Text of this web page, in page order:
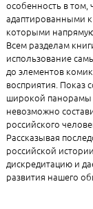
особенность в том,
адаптированными
которыми
Всем разделам
использование
до элементов
восприятия. Показ
широкой панорамы
невозможно
российского
Рассказывая
российской
дискредитацию и
развития нашего